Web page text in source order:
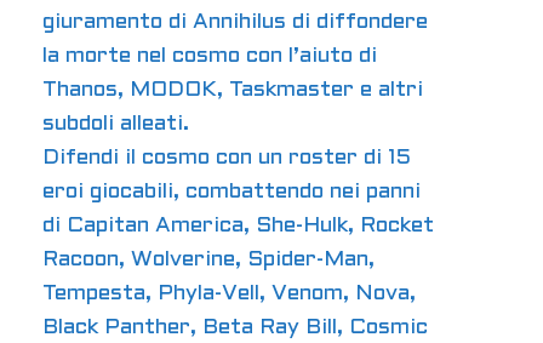
giuramento di Annihilus di diffondere
la morte nel cosmo con l’aiuto di
Thanos, MODOK, Taskmaster e altri
subdoli alleati.
Difendi il cosmo con un roster di 15
eroi giocabili, combattendo nei panni
di Capitan America, She-Hulk, Rocket
Racoon, Wolverine, Spider-Man,
Tempesta, Phyla-Vell, Venom, Nova,
Black Panther, Beta Ray Bill, Cosmic